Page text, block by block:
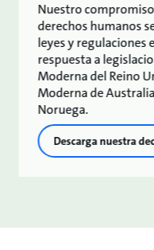
Nuestro
derechos humanos
leyes y regulaciones
respuesta a
Moderna del Reino
Moderna de
Noruega.
Descarga nuestra